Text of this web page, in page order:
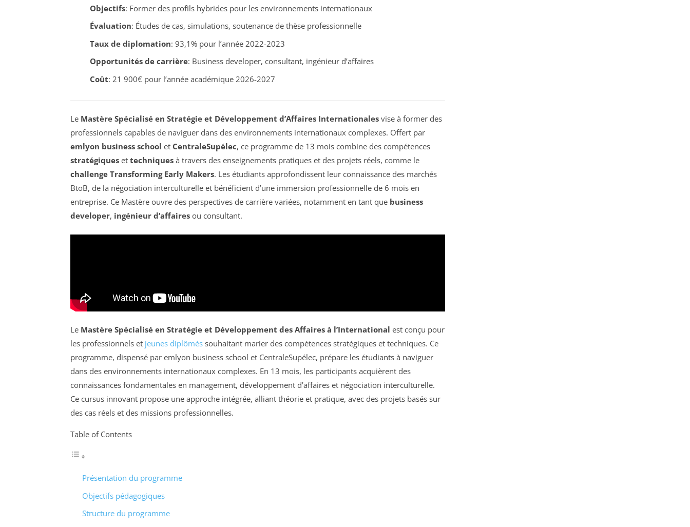
Objectifs: Former des profils hybrides pour les environnements internationaux
Évaluation: Études de cas, simulations, soutenance de thèse professionnelle
Taux de diplomation: 93,1% pour l’année 2022-2023
Opportunités de carrière: Business developer, consultant, ingénieur d’affaires
Coût: 21 900€ pour l’année académique 2026-2027
Le Mastère Spécialisé en Stratégie et Développement d’Affaires Internationales vise à former des
professionnels capables de naviguer dans des environnements internationaux complexes. Offert par
emlyon business school et CentraleSupélec, ce programme de 13 mois combine des compétences
stratégiques et techniques à travers des enseignements pratiques et des projets réels, comme le
challenge Transforming Early Makers. Les étudiants approfondissent leur connaissance des marchés
BtoB, de la négociation interculturelle et bénéficient d’une immersion professionnelle de 6 mois en
entreprise. Ce Mastère ouvre des perspectives de carrière variées, notamment en tant que business
developer, ingénieur d’affaires ou consultant.
Le Mastère Spécialisé en Stratégie et Développement des Affaires à l’International est conçu pour
les professionnels et jeunes diplômés souhaitant marier des compétences stratégiques et techniques. Ce
programme, dispensé par emlyon business school et CentraleSupélec, prépare les étudiants à naviguer
dans des environnements internationaux complexes. En 13 mois, les participants acquièrent des
connaissances fondamentales en management, développement d’affaires et négociation interculturelle.
Ce cursus innovant propose une approche intégrée, alliant théorie et pratique, avec des projets basés sur
des cas réels et des missions professionnelles.
Table of Contents
Présentation du programme
Objectifs pédagogiques
Structure du programme